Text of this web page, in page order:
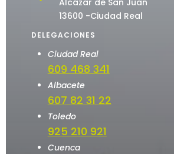
13600 -Ciudad Real
DELEGACIONES
Ciudad Real
609 468 341
Albacete
607 82 31 22
Toledo
925 210 921
Cuenca